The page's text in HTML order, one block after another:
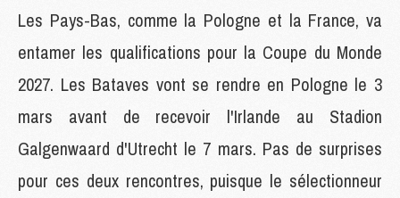
Les Pays-Bas, comme la Pologne et la France, va
entamer les qualifications pour la Coupe du Monde
2027. Les Bataves vont se rendre en Pologne le 3
mars avant de recevoir l'Irlande au Stadion
Galgenwaard d'Utrecht le 7 mars. Pas de surprises
pour ces deux rencontres, puisque le sélectionneur